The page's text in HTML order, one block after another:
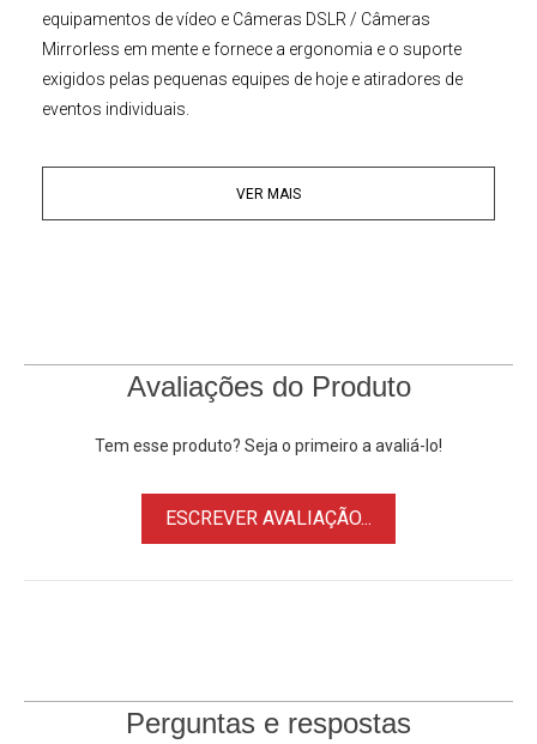
equipamentos de vídeo e Câmeras DSLR / Câmeras
Mirrorless em mente e fornece a ergonomia e o suporte
exigidos pelas pequenas equipes de hoje e atiradores de
eventos individuais.
Tripé Manfrotto 536K
Graças ao tubo único de Fibra de Carbono e fundições de
ângulo para ajustar os ângulos das pernas com precisão e
A tecnologia de ponte patenteada daabeça de Vídeo
Manfrotto 504HDpermite uma placa superior
até 7.5Kg. Conexões de rosca de 3/8" easy link permitem a
instalação de um monitor externo ou outro equipamento
VER MAIS
Avaliações do Produto
Tem esse produto? Seja o primeiro a avaliá-lo!
ESCREVER AVALIAÇÃO...
Perguntas e respostas